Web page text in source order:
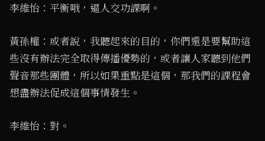
李維怡：平衡哦，逼人交功課啊。
黃孫權：或者說，我聽起來的目的，你們還是要幫助這
些沒有辦法完全取得傳播優勢的，或者讓人家聽到他們
聲音那些團體，所以如果重點是這個，那我們的課程會
想盡辦法促成這個事情發生。
李維怡：對。